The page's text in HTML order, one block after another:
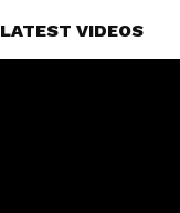
LATEST VIDEOS